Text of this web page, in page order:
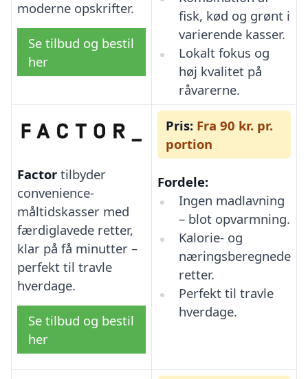
moderne opskrifter.
Se tilbud og bestil
her
fisk, kød og grønt i
varierende kasser.
Lokalt fokus og
høj kvalitet på
råvarerne.
Factor tilbyder
convenience-
måltidskasser med
færdiglavede retter,
klar på få minutter –
perfekt til travle
hverdage.
Se tilbud og bestil
her
Pris: Fra 90 kr. pr.
portion
Fordele:
Ingen madlavning
– blot opvarmning.
Kalorie- og
næringsberegnede
retter.
Perfekt til travle
hverdage.